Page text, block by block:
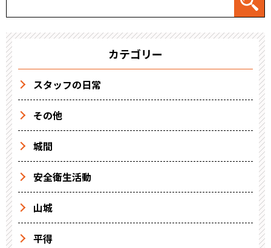
カテゴリー
スタッフの日常
その他
城間
安全衛生活動
山城
平得